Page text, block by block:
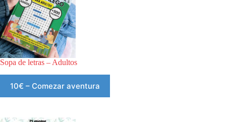
Sopa de letras – Adultos
10€ – Comezar aventura